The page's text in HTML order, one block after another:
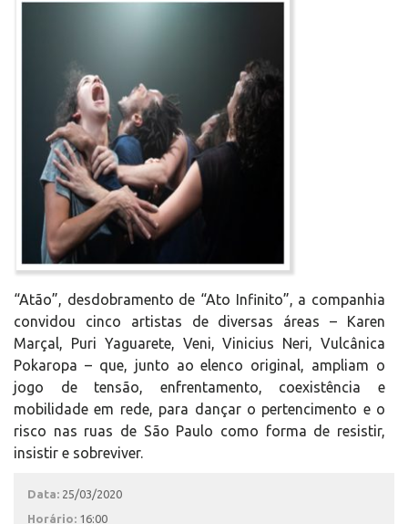
“Atão”, desdobramento de “Ato Infinito”, a companhia
convidou cinco artistas de diversas áreas – Karen
Marçal, Puri Yaguarete, Veni, Vinicius Neri, Vulcânica
Pokaropa – que, junto ao elenco original, ampliam o
jogo de tensão, enfrentamento, coexistência e
mobilidade em rede, para dançar o pertencimento e o
risco nas ruas de São Paulo como forma de resistir,
insistir e sobreviver.
Data: 25/03/2020
Horário: 16:00